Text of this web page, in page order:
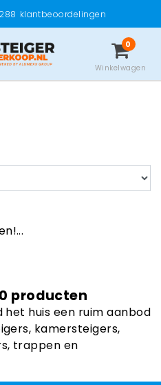
klantbeoordelingen
0
Winkelwagen
producten
het huis een ruim aanbod
kamersteigers,
trappen en